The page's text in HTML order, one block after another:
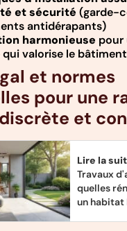
et sécurité (garde-
antidérapants)
harmonieuse pour
valorise le bâtiment
et normes
pour une
et
Lire la
Travaux
quelles
un habitat